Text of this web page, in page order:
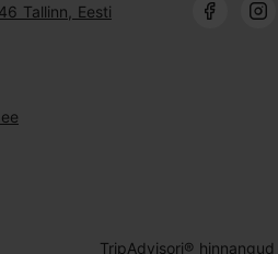
Tallinn, Eesti
TripAdvisori®